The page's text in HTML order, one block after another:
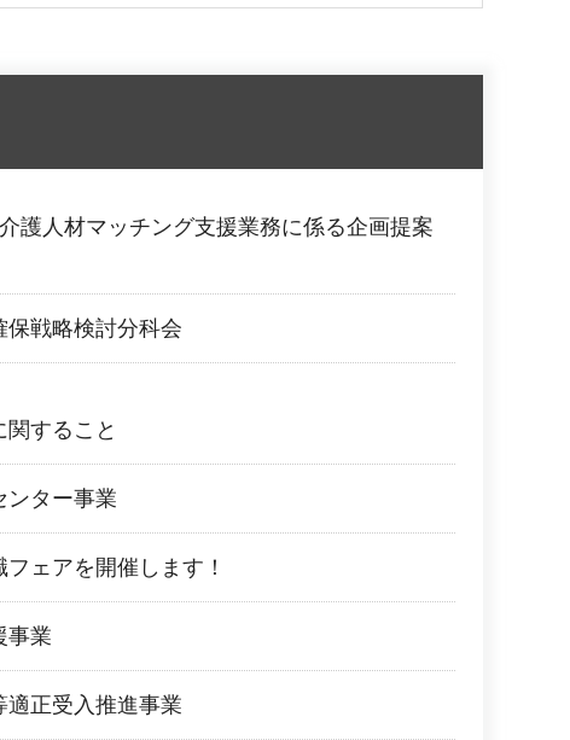
護人材マッチング支援業務に係る企画提案
戦略検討分科会
すること
ンター事業
ェアを開催します！
事業
正受入推進事業